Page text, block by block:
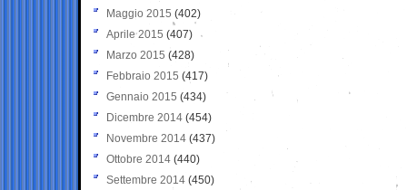
Maggio 2015 (402)
Aprile 2015 (407)
Marzo 2015 (428)
Febbraio 2015 (417)
Gennaio 2015 (434)
Dicembre 2014 (454)
Novembre 2014 (437)
Ottobre 2014 (440)
Settembre 2014 (450)